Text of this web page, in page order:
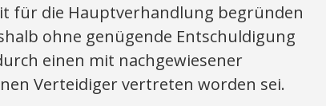
für die Hauptverhandlung begründen
ohne genügende Entschuldigung
einen mit nachgewiesener
Verteidiger vertreten worden sei.